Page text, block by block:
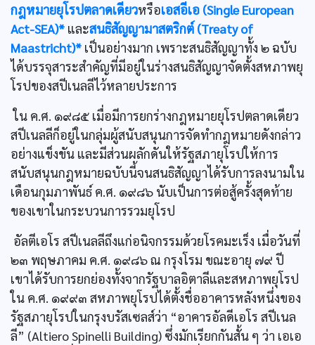
กฎหมายยุโรปตลาดเดียวหรือเอสอีเอ (Single European
Act-SEA)* และสนธิสัญญามาสตริกต์ (Treaty of
Maastricht)* เป็นอย่างมาก เพราะสนธิสัญญาทั้ง ๒ ฉบับ
ได้บรรจุสาระสำคัญที่มีอยู่ในร่างสนธิสัญญาจัดตั้งสหภาพยุ
โรปของสปีเนลลีไว้หลายประการ
ใน ค.ศ. ๑๙๘๕ เมื่อมีการยกร่างกฎหมายยุโรปตลาดเดียว
สปีเนลลีก็อยู่ในกลุ่มผู้สนับสนุนการจัดทำกฎหมายดังกล่าว
อย่างแข็งขัน และมีส่วนผลักดันให้รัฐสภายุโรปให้การ
สนับสนุนกฎหมายฉบับนี้จนสนธิสัญญาได้รับการลงนามใน
เดือนกุมภาพันธ์ ค.ศ. ๑๙๘๖ นับเป็นการต่อสู้ครั้งสุดท้าย
ของเขาในกระบวนการรวมยุโรป
อัลตีเอโร สปีเนลลีถึงแก่อนิจกรรมด้วยโรคมะเร็ง เมื่อวันที่
๒๓ พฤษภาคม ค.ศ. ๑๙๘๖ ณ กรุงโรม ขณะอายุ ๗๙ ปี
เขาได้รับการยกย่องทั้งจากรัฐบาลอิตาลีและสหภาพยุโรป
ใน ค.ศ. ๑๙๙๓ สหภาพยุโรปได้ตั้งชื่ออาคารหลังหนึ่งของ
รัฐสภายุโรปในกรุงบรัสเซลส์ว่า “อาคารอัลดีเอโร สปีเนล
ลี” (Altiero Spinelli Building) ซึ่งมักเรียกกันสั้น ๆ ว่า เอเอ